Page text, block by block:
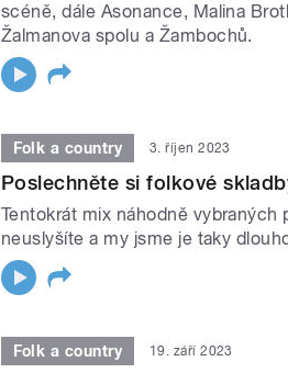
scéně, dále Asonance, Malina
Žalmanova spolu a Žambochů.
Folk a country 3. říjen 2023
Poslechněte si folkové
Tentokrát mix náhodně vybraných
neuslyšíte a my jsme je taky
Folk a country 19. září 2023